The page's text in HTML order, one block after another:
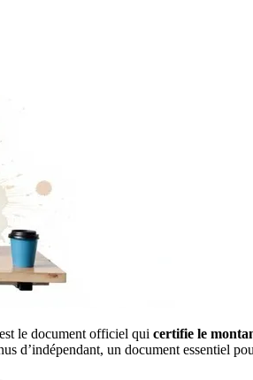
le document officiel qui certifie le
un document essentiel